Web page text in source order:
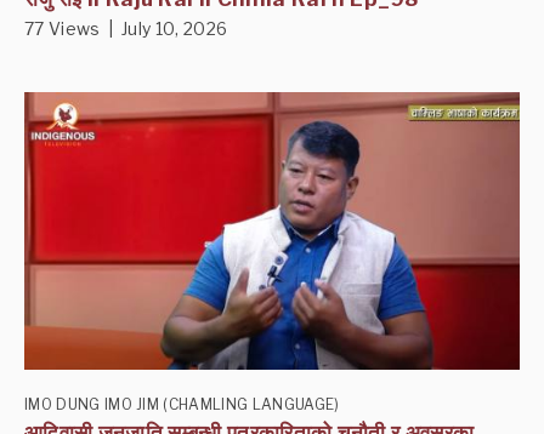
77 Views | July 10, 2026
IMO DUNG IMO JIM (CHAMLING LANGUAGE)